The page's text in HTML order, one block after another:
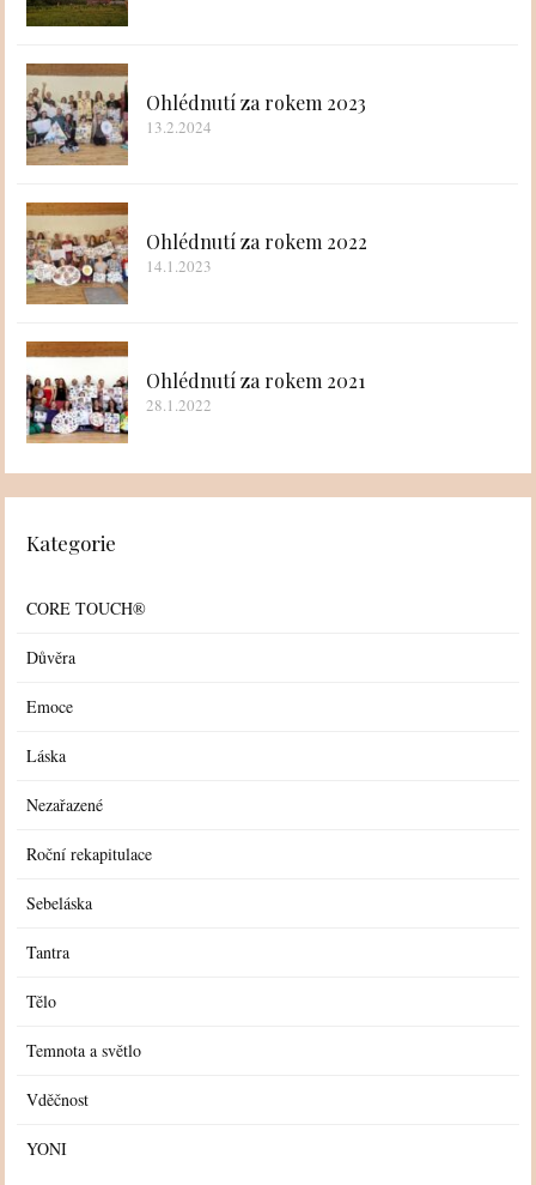
Ohlédnutí za rokem 2023
13.2.2024
Ohlédnutí za rokem 2022
14.1.2023
Ohlédnutí za rokem 2021
28.1.2022
Kategorie
CORE TOUCH®
Důvěra
Emoce
Láska
Nezařazené
Roční rekapitulace
Sebeláska
Tantra
Tělo
Temnota a světlo
Vděčnost
YONI